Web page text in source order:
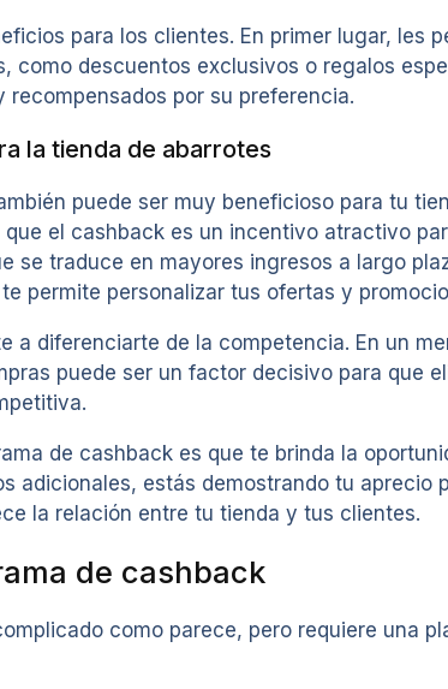
para los clientes. En primer lugar, les
como descuentos exclusivos o regalos
por su preferencia.
la tienda de abarrotes
puede ser muy beneficioso para tu
el cashback es un incentivo atractivo
se traduce en mayores ingresos a largo
permite personalizar tus ofertas y
a diferenciarte de la competencia. En un
puede ser un factor decisivo para que
de cashback es que te brinda la
adicionales, estás demostrando tu aprecio
la relación entre tu tienda y tus clientes.
de cashback
como parece, pero requiere una